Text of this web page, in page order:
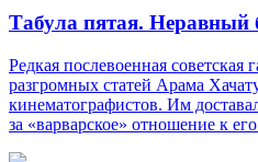
Табула пятая. Неравный
Редкая послевоенная советская
разгромных статей Арама
кинематографистов. Им
за «варварское» отношение к